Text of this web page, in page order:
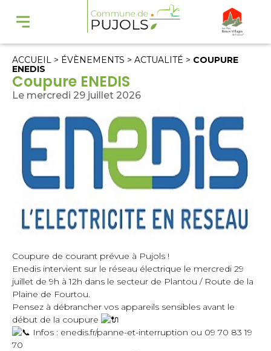
ACCUEIL > ÉVÈNEMENTS > ACTUALITÉ > COUPURE
ENEDIS
Coupure ENEDIS
Le mercredi 29 juillet 2026
Coupure de courant prévue à Pujols !
Enedis intervient sur le réseau électrique le mercredi 29
juillet de 9h à 12h dans le secteur de Plantou / Route de la
Plaine de Fourtou.
Pensez à débrancher vos appareils sensibles avant le
début de la coupure
Infos : enedis.fr/panne-et-interruption ou 09 70 83 19
70